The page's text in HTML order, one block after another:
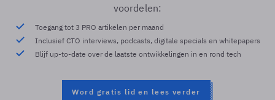
voordelen:
Toegang tot 3 PRO artikelen per maand
Inclusief CTO interviews, podcasts, digitale specials en whitepapers
Blijf up-to-date over de laatste ontwikkelingen in en rond tech
Word gratis lid en lees verder